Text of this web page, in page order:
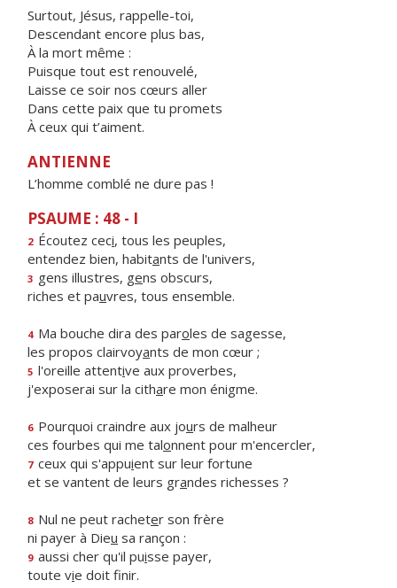
Surtout, Jésus, rappelle-toi,
Descendant encore plus bas,
À la mort même :
Puisque tout est renouvelé,
Laisse ce soir nos cœurs aller
Dans cette paix que tu promets
À ceux qui t’aiment.
ANTIENNE
L’homme comblé ne dure pas !
PSAUME : 48 - I
2 Écoutez ceci, tous les peuples,
entendez bien, habitants de l'univers,
3 gens illustres, gens obscurs,
riches et pauvres, tous ensemble.
4 Ma bouche dira des paroles de sagesse,
les propos clairvoyants de mon cœur ;
5 l'oreille attentive aux proverbes,
j'exposerai sur la cithare mon énigme.
6 Pourquoi craindre aux jours de malheur
ces fourbes qui me talonnent pour m'encercler,
7 ceux qui s'appuient sur leur fortune
et se vantent de leurs grandes richesses ?
8 Nul ne peut racheter son frère
ni payer à Dieu sa rançon :
9 aussi cher qu'il puisse payer,
toute vie doit finir.